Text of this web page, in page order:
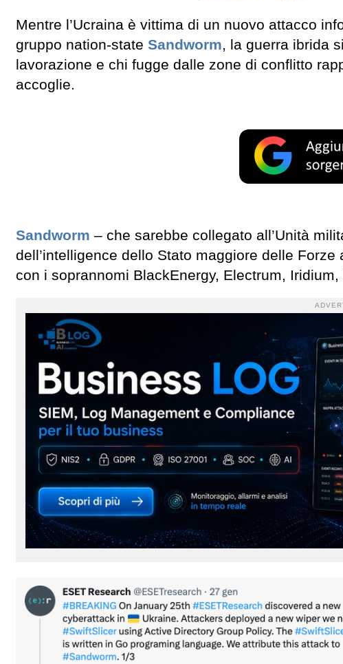
Mentre l’Ucraina è vittima di un nuovo attacco
gruppo nation-state Sandworm, la guerra ibrida
lavorazione e chi fugge dalle zone di conflitto
accoglie.
Sandworm – che sarebbe collegato all’Unità
dell’intelligence dello Stato maggiore delle
con i soprannomi BlackEnergy, Electrum,